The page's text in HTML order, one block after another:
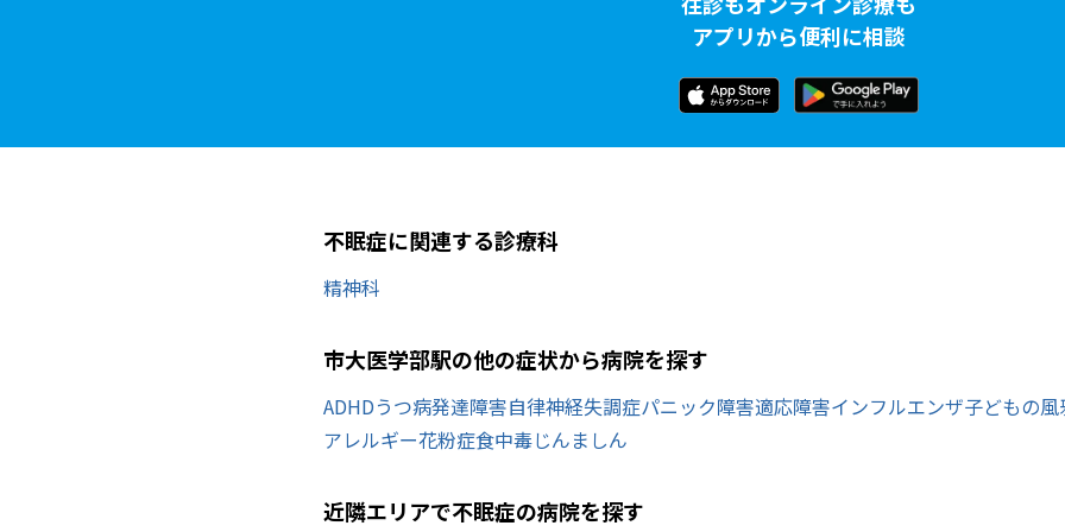
アプリから便利に相談
不眠症に関連する診療科
精神科
市大医学部駅の他の症状から病院を探す
ADHDうつ病発達障害自律神経失調症パニック障害適応障害インフルエンザ子どもの風
アレルギー花粉症食中毒じんましん
近隣エリアで不眠症の病院を探す